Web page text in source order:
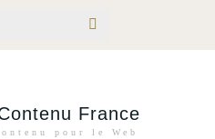
France
pour le Web